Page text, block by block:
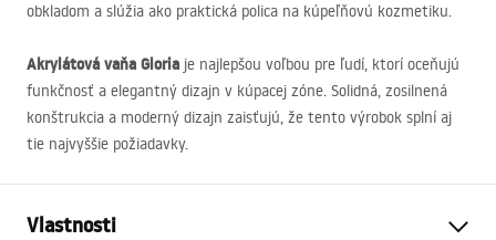
obkladom a slúžia ako praktická polica na kúpeľňovú kozmetiku.
Akrylátová vaňa Gloria je najlepšou voľbou pre ľudí, ktorí oceňujú
funkčnosť a elegantný dizajn v kúpacej zóne. Solidná, zosilnená
konštrukcia a moderný dizajn zaisťujú, že tento výrobok splní aj
tie najvyššie požiadavky.
Vlastnosti